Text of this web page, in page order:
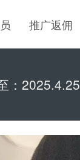
推广返佣
：2025.4.25